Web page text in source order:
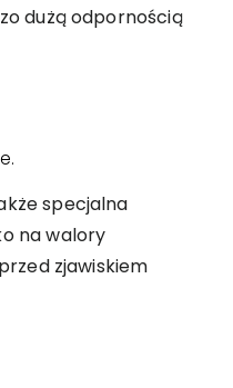
dużą odpornością
specjalna
na walory
zjawiskiem